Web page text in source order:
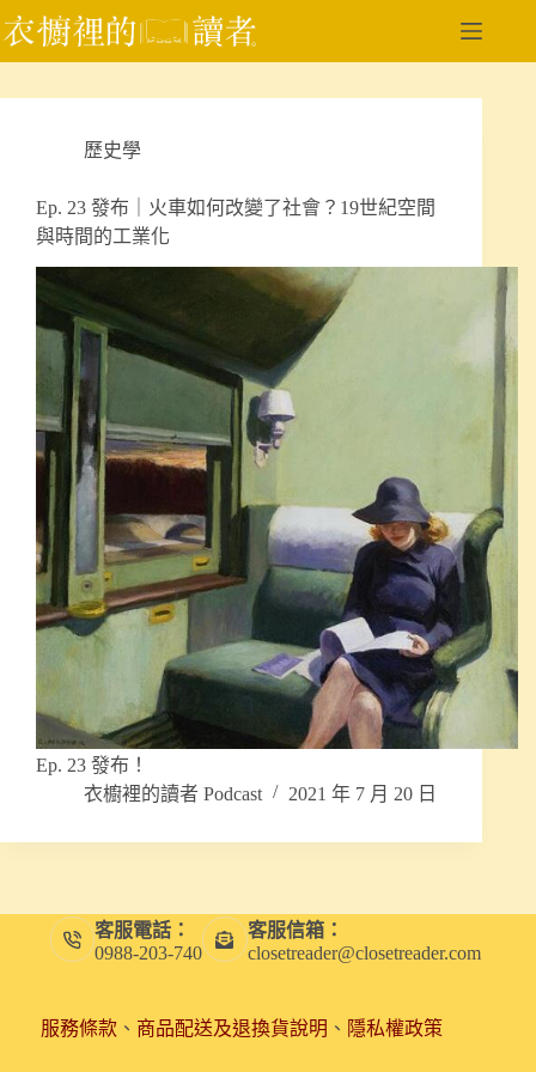
跳
至
要
歷史學
Ep. 23 發布｜火車如何改變了社會？19世紀空間
與時間的工業化
Ep. 23 發布！
衣櫥裡的讀者 Podcast
2021 年 7 月 20 日
客服電話：
0988-203-740
客服信箱：
closetreader@closetreader.com
服務條款、 商品配送及退換貨說明 、 隱私權政策